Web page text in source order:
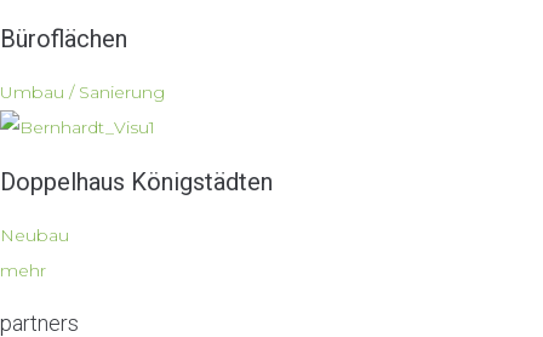
Büroflächen
Umbau / Sanierung
Doppelhaus Königstädten
Neubau
mehr
partners